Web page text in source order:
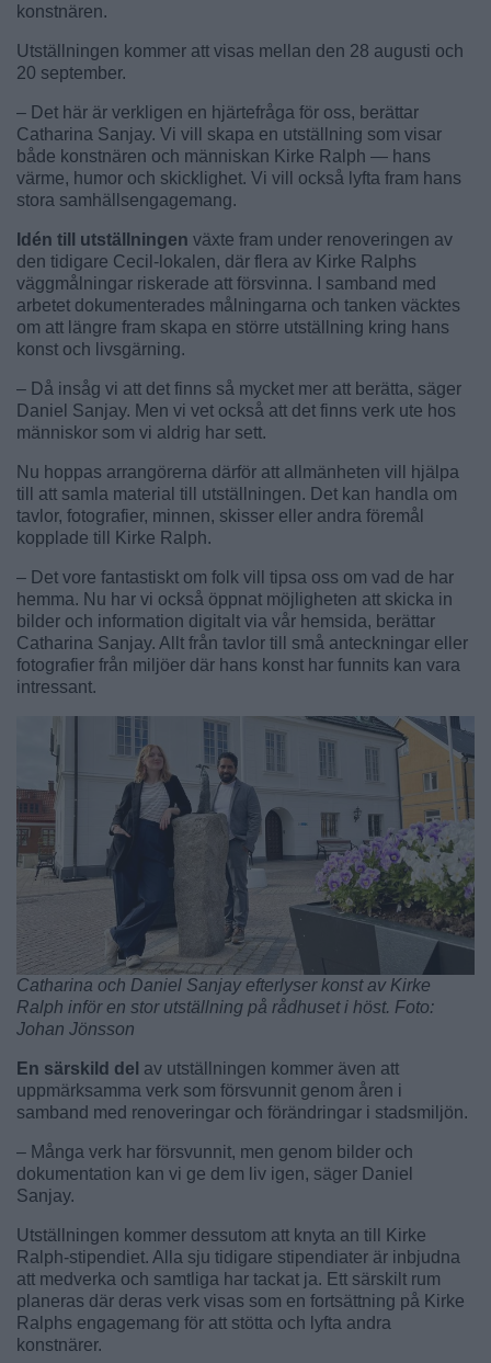
konstnären.
Utställningen kommer att visas mellan den 28 augusti och
20 september.
– Det här är verkligen en hjärtefråga för oss, berättar
Catharina Sanjay. Vi vill skapa en utställning som visar
både konstnären och människan Kirke Ralph — hans
värme, humor och skicklighet. Vi vill också lyfta fram hans
stora samhällsengagemang.
Idén till utställningen växte fram under renoveringen av
den tidigare Cecil-lokalen, där flera av Kirke Ralphs
väggmålningar riskerade att försvinna. I samband med
arbetet dokumenterades målningarna och tanken väcktes
om att längre fram skapa en större utställning kring hans
konst och livsgärning.
– Då insåg vi att det finns så mycket mer att berätta, säger
Daniel Sanjay. Men vi vet också att det finns verk ute hos
människor som vi aldrig har sett.
Nu hoppas arrangörerna därför att allmänheten vill hjälpa
till att samla material till utställningen. Det kan handla om
tavlor, fotografier, minnen, skisser eller andra föremål
kopplade till Kirke Ralph.
– Det vore fantastiskt om folk vill tipsa oss om vad de har
hemma. Nu har vi också öppnat möjligheten att skicka in
bilder och information digitalt via vår hemsida, berättar
Catharina Sanjay. Allt från tavlor till små anteckningar eller
fotografier från miljöer där hans konst har funnits kan vara
intressant.
Catharina och Daniel Sanjay efterlyser konst av Kirke
Ralph inför en stor utställning på rådhuset i höst. Foto:
Johan Jönsson
En särskild del av utställningen kommer även att
uppmärksamma verk som försvunnit genom åren i
samband med renoveringar och förändringar i stadsmiljön.
– Många verk har försvunnit, men genom bilder och
dokumentation kan vi ge dem liv igen, säger Daniel
Sanjay.
Utställningen kommer dessutom att knyta an till Kirke
Ralph-stipendiet. Alla sju tidigare stipendiater är inbjudna
att medverka och samtliga har tackat ja. Ett särskilt rum
planeras där deras verk visas som en fortsättning på Kirke
Ralphs engagemang för att stötta och lyfta andra
konstnärer.